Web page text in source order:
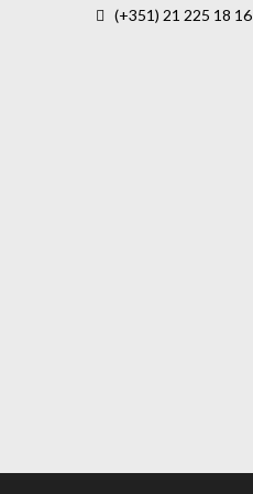
(+351) 21 225 18 16